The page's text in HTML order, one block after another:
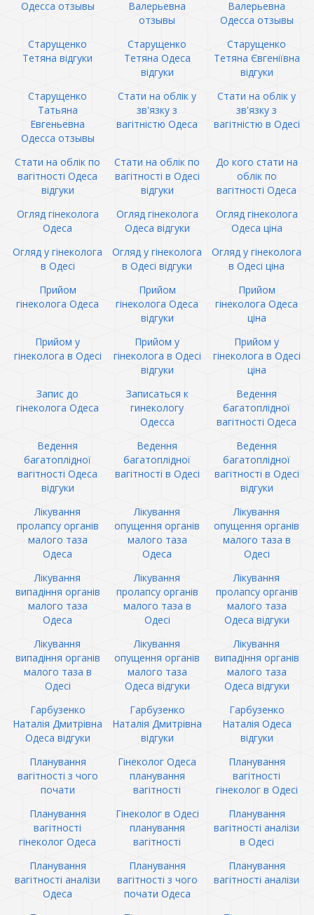
Одесса отзывы
Валерьевна
отзывы
Валерьевна
Одесса отзывы
Старущенко
Тетяна відгуки
Старущенко
Тетяна Одеса
відгуки
Старущенко
Тетяна Євгеніївна
відгуки
Старущенко
Татьяна
Евгеньевна
Одесса отзывы
Стати на облік у
зв'язку з
вагітністю Одеса
Стати на облік у
зв'язку з
вагітністю в Одесі
Стати на облік по
вагітності Одеса
відгуки
Стати на облік по
вагітності в Одесі
відгуки
До кого стати на
облік по
вагітності Одеса
Огляд гінеколога
Одеса
Огляд гінеколога
Одеса відгуки
Огляд гінеколога
Одеса ціна
Огляд у гінеколога
в Одесі
Огляд у гінеколога
в Одесі відгуки
Огляд у гінеколога
в Одесі ціна
Прийом
гінеколога Одеса
Прийом
гінеколога Одеса
відгуки
Прийом
гінеколога Одеса
ціна
Прийом у
гінеколога в Одесі
Прийом у
гінеколога в Одесі
відгуки
Прийом у
гінеколога в Одесі
ціна
Запис до
гінеколога Одеса
Записаться к
гинекологу
Одесса
Ведення
багатоплідної
вагітності Одеса
Ведення
багатоплідної
вагітності Одеса
відгуки
Ведення
багатоплідної
вагітності в Одесі
Ведення
багатоплідної
вагітності в Одесі
відгуки
Лікування
пролапсу органів
малого таза
Одеса
Лікування
опущення органів
малого таза
Одеса
Лікування
опущення органів
малого таза в
Одесі
Лікування
випадіння органів
малого таза
Одеса
Лікування
пролапсу органів
малого таза в
Одесі
Лікування
пролапсу органів
малого таза
Одеса відгуки
Лікування
випадіння органів
малого таза в
Одесі
Лікування
опущення органів
малого таза
Одеса відгуки
Лікування
випадіння органів
малого таза
Одеса відгуки
Гарбузенко
Наталія Дмитрівна
Одеса відгуки
Гарбузенко
Наталія Дмитрівна
відгуки
Гарбузенко
Наталія Одеса
відгуки
Планування
вагітності з чого
почати
Гінеколог Одеса
планування
вагітності
Планування
вагітності
гінеколог в Одесі
Планування
вагітності
гінеколог Одеса
Гінеколог в Одесі
планування
вагітності
Планування
вагітності аналізи
в Одесі
Планування
вагітності аналізи
Одеса
Планування
вагітності з чого
почати Одеса
Планування
вагітності аналізи